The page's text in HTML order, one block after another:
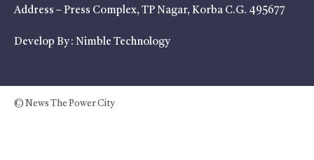
Address – Press Complex, TP Nagar, Korba C.G. 495677
Develop By : Nimble Technology
© News The Power City